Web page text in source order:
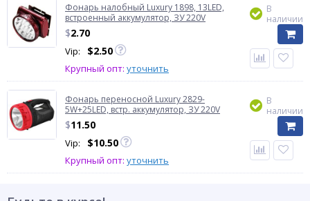
Фонарь налобный Luxury 1898, 13LED,
встроенный аккумулятор, ЗУ 220V
$2.70
Vip: $2.50
Крупный опт: уточнить
В
наличии
Фонарь переносной Luxury 2829-
5W+25LED, встр. аккумулятор, ЗУ 220V
$11.50
Vip: $10.50
Крупный опт: уточнить
В
наличии